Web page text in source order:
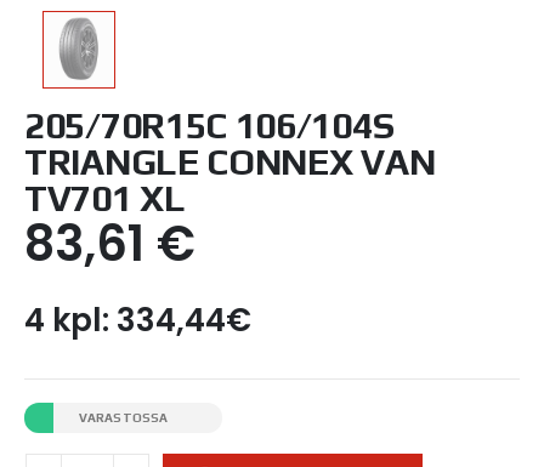
205/70R15C 106/104S
TRIANGLE CONNEX VAN
TV701 XL
83,61 €
4 kpl: 334,44€
VARASTOSSA